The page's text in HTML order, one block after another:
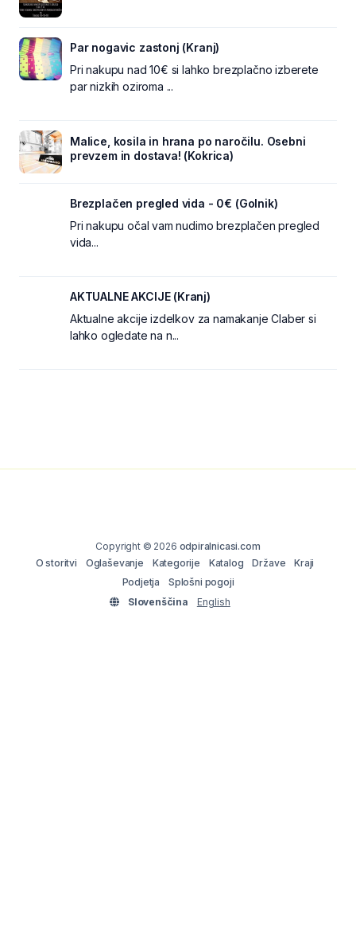
Par nogavic zastonj (Kranj)
Pri nakupu nad 10€ si lahko brezplačno izberete
par nizkih oziroma ...
Malice, kosila in hrana po naročilu. Osebni
prevzem in dostava! (Kokrica)
Brezplačen pregled vida - 0€ (Golnik)
Pri nakupu očal vam nudimo brezplačen pregled
vida...
AKTUALNE AKCIJE (Kranj)
Aktualne akcije izdelkov za namakanje Claber si
lahko ogledate na n...
Copyright © 2026 odpiralnicasi.com
O storitvi
Oglaševanje Kategorije Katalog Države
Kraji
Podjetja
Splošni pogoji
Slovenščina
English